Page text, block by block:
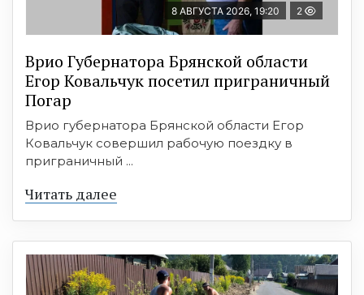
8 АВГУСТА 2026, 19:20 2
Врио Губернатора Брянской области
Егор Ковальчук посетил приграничный
Погар
Врио губернатора Брянской области Егор
Ковальчук совершил рабочую поездку в
приграничный ...
Читать далее